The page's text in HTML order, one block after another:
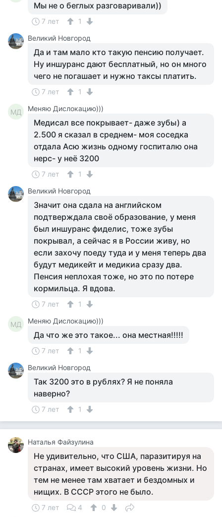
Мы не о беглых разговаривали))
7 лет
1
Великий Новгород
Да и там мало кто такую пенсию получает.
Ну иншуранс дают бесплатный, но он много
чего не погашает и нужно таксы платить.
7 лет 1
МД Меняю Дислокацию)))
Медисал все покрывает- даже зубы) а
2.500 я сказал в среднем- моя соседка
отдала Асю жизнь одному госпиталю она
нерс- у неё 3200
7 лет
1
Великий Новгород
Значит она сдала на английском
подтверждала своё образование, у меня
был иншуранс фиделис, тоже зубы
покрывал, а сейчас я в России живу, но
если захочу поеду туда и у меня теперь два
будут медикейт и медикиа сразу два.
Пенсия неплохая тоже, но это по потере
кормильца. Я вдова.
7 лет 1
МД Меняю Дислокацию)))
Да что же это такое... она местная!!!!!
7 лет
1
Великий Новгород
Так 3200 это в рублях? Я не поняла
наверно?
7 лет 1
Наталья Файзулина
Не удивительно, что США, паразитируя на
странах, имеет высокий уровень жизни. Но
тем не менее там хватает и бездомных и
нищих. В СССР этого не было.
7 лет 4 0